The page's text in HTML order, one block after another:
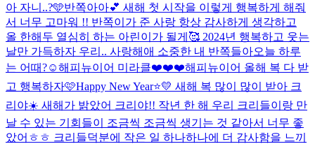
아 자니..?🩵반쪽아아💕 새해 첫 시작을 이렇게 행복하게 해줘
서 너무 고마워 !! 반쪽이가 준 사랑 항상 감사하게 생각하고
올 한해두 열심히 하는 아린이가 될게🥰 2024년 행복하고 웃는
날만 가득하자 우리.. 사랑해애 소중한 내 반쪽들아오늘 하루
는 어때?☺️해피뉴이어 미라클❤️❤️❤️해피뉴이어 올해 복 다 받
고 행복하자🩷Happy New Year⭐️💛 새해 복 많이 많이 받아 크
리야☀️ 새해가 밝았어 크리야!! 작년 한 해 우리 크리들이랑 만
날 수 있는 기회들이 조금씩 조금씩 생기는 것 같아서 너무 좋
았어ㅎㅎ 크리들덕분에 작은 일 하나하나에 더 감사함을 느끼